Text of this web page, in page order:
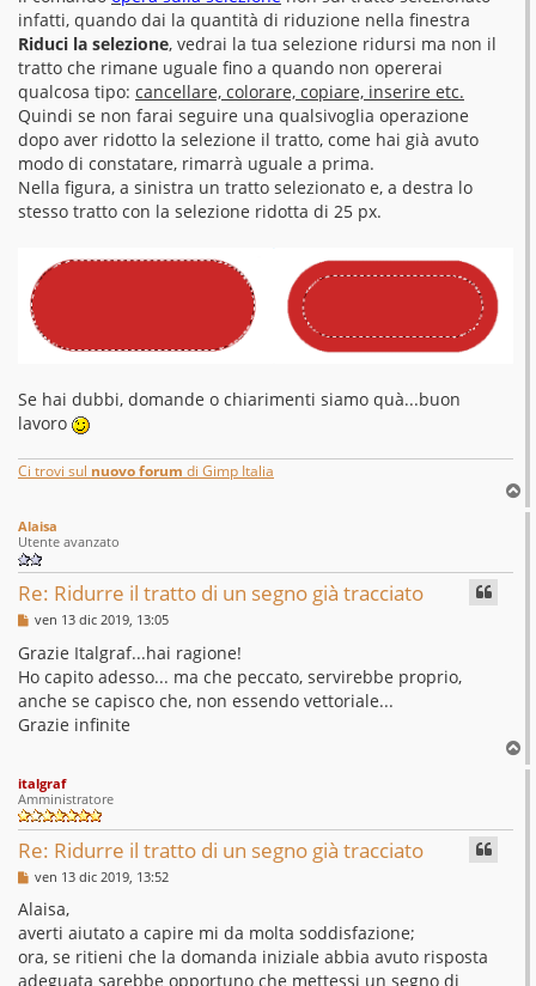
infatti, quando dai la quantità di riduzione nella finestra
Riduci la selezione, vedrai la tua selezione ridursi ma non il
tratto che rimane uguale fino a quando non opererai
qualcosa tipo: cancellare, colorare, copiare, inserire etc.
Quindi se non farai seguire una qualsivoglia operazione
dopo aver ridotto la selezione il tratto, come hai già avuto
modo di constatare, rimarrà uguale a prima.
Nella figura, a sinistra un tratto selezionato e, a destra lo
stesso tratto con la selezione ridotta di 25 px.
Se hai dubbi, domande o chiarimenti siamo quà...buon
lavoro
Ci trovi sul nuovo forum di Gimp Italia
o
Alaisa
Utente avanzato
Re: Ridurre il tratto di un segno già tracciato
M
s
s
a
g
g
i
ven 13 dic 2019, 13:05
Grazie Italgraf...hai ragione!
Ho capito adesso... ma che peccato, servirebbe proprio,
anche se capisco che, non essendo vettoriale...
Grazie infinite
o
italgraf
Amministratore
Re: Ridurre il tratto di un segno già tracciato
M
s
a
g
g
ven 13 dic 2019, 13:52
Alaisa,
averti aiutato a capire mi da molta soddisfazione;
ora, se ritieni che la domanda iniziale abbia avuto risposta
adeguata sarebbe opportuno che mettessi un segno di